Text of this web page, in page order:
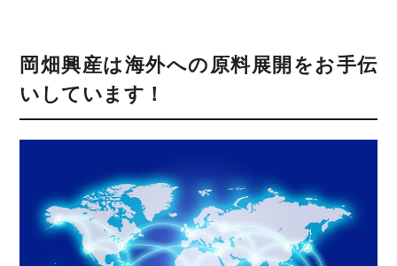
岡畑興産は海外への原料展開をお手伝
いしています！